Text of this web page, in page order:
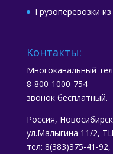
Грузоперевозки
Контакты:
Многоканальный
8-800-1000-754
звонок бесплатный.
Россия,
ул.Малыгина 11/2,
тел: 8(383)375-41-92,